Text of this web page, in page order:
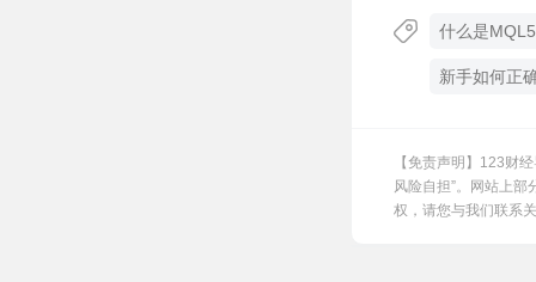
什么是
新手如何正
【免责声明】123财
风险自担”。网站上
权，请您与我们联系